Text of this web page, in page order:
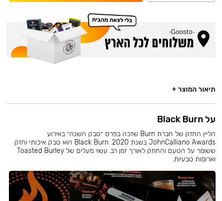
תיאור המוצר +
על Black Burn
הליין החזק של חברת Burn שזכה בפרס ״טבק השנה״ באירוע
JohnCalliano Awards בשנת 2020. Black Burn הוא טבק איכותי וחזק
ששומר על הטעם והחוזק לאורך זמן רב. עשוי מעלים של Toasted Burley
וארומות טבעיות.